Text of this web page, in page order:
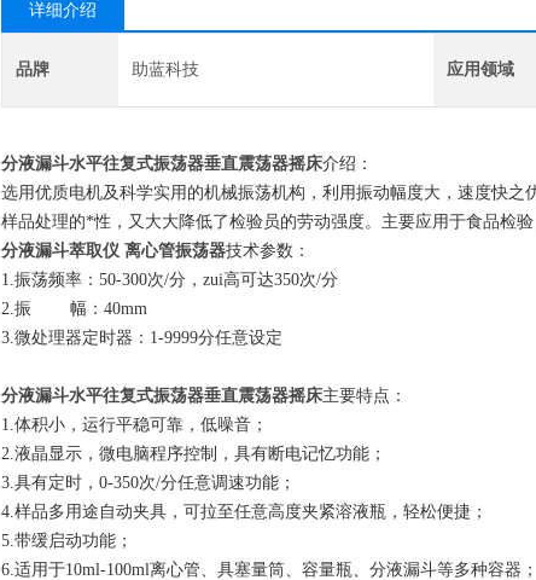
详细介绍
品牌 助蓝科技 应用领域
分液漏斗水平往复式振荡器垂直震荡器摇床介绍：
选用优质电机及科学实用的机械振荡机构，利用振动幅度大，速度快之
样品处理的*性，又大大降低了检验员的劳动强度。主要应用于食品检验
分液漏斗萃取仪 离心管振荡器技术参数：
1.振荡频率：50-300次/分，zui高可达350次/分
2.振 幅：40mm
3.微处理器定时器：1-9999分任意设定
分液漏斗水平往复式振荡器垂直震荡器摇床主要特点：
1.体积小，运行平稳可靠，低噪音；
2.液晶显示，微电脑程序控制，具有断电记忆功能；
3.具有定时，0-350次/分任意调速功能；
4.样品多用途自动夹具，可拉至任意高度夹紧溶液瓶，轻松便捷；
5.带缓启动功能；
6.适用于10ml-100ml离心管、具塞量筒、容量瓶、分液漏斗等多种容器；